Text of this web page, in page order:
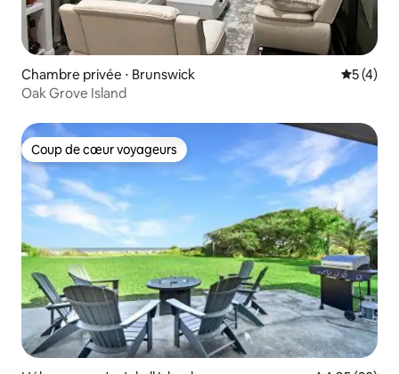
Chambre privée ⋅ Brunswick
5 (4)
Oak Grove Island
Coup de cœur voyageurs
Coup de cœur voyageurs